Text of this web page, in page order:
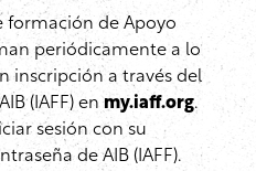
formación de Apoyo
periódicamente a lo
inscripción a través del
(IAFF) enmy.iaff.org.
sesión con su
de AIB (IAFF).